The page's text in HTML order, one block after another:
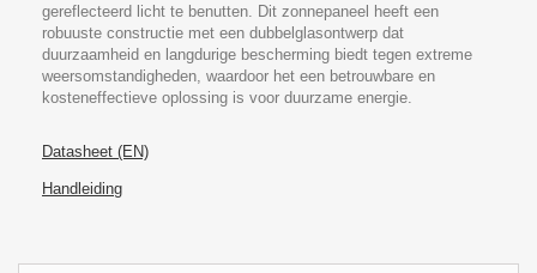
gereflecteerd licht te benutten. Dit zonnepaneel heeft een
robuuste constructie met een dubbelglasontwerp dat
duurzaamheid en langdurige bescherming biedt tegen extreme
weersomstandigheden, waardoor het een betrouwbare en
kosteneffectieve oplossing is voor duurzame energie.
Datasheet (EN)
Handleiding